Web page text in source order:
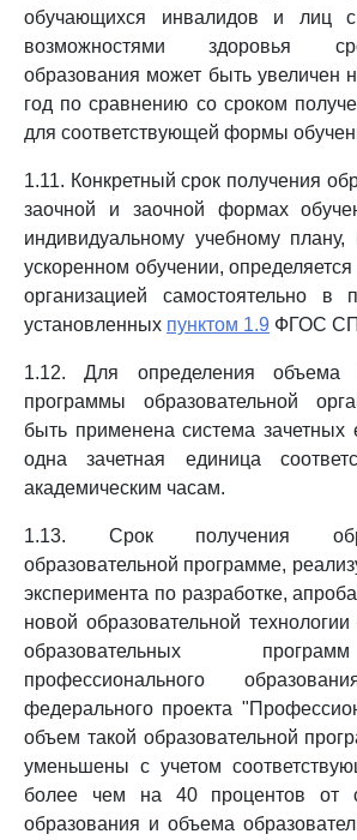
обучающихся инвалидов и лиц с
возможностями здоровья
образования может быть увеличен
год по сравнению со сроком
для соответствующей формы
1.11. Конкретный срок получения
заочной и заочной формах
индивидуальному учебному
ускоренном обучении,
организацией самостоятельно в
установленных пунктом 1.9 ФГОС
1.12. Для определения объема
программы образовательной
быть применена система зачетных
одна зачетная единица
академическим часам.
1.13. Срок получения
образовательной программе,
эксперимента по разработке,
новой образовательной технологии
образовательных
профессионального
федерального проекта
объем такой образовательной
уменьшены с учетом
более чем на 40 процентов от
образования и объема